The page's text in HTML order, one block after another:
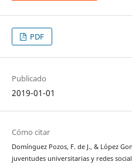
PDF
Publicado
2019-01-01
Cómo citar
Domínguez Pozos, F. de J., & López
juventudes universitarias y redes